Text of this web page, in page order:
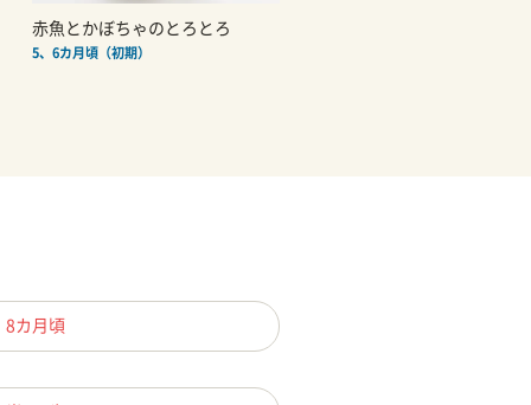
赤魚とかぼちゃのとろとろ
5、6カ月頃（初期）
8カ月頃